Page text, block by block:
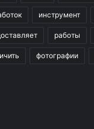
инструмент
работы
фотографии